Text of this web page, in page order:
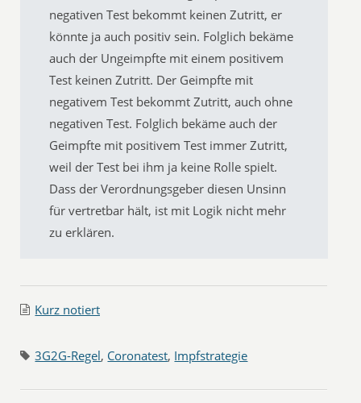
negativen Test bekommt keinen Zutritt, er
könnte ja auch positiv sein. Folglich bekäme
auch der Ungeimpfte mit einem positivem
Test keinen Zutritt. Der Geimpfte mit
negativem Test bekommt Zutritt, auch ohne
negativen Test. Folglich bekäme auch der
Geimpfte mit positivem Test immer Zutritt,
weil der Test bei ihm ja keine Rolle spielt.
Dass der Verordnungsgeber diesen Unsinn
für vertretbar hält, ist mit Logik nicht mehr
zu erklären.
Kurz notiert
3G2G-Regel, Coronatest, Impfstrategie